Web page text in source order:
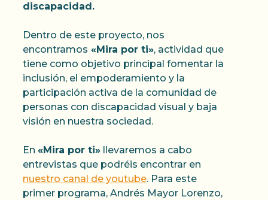
discapacidad.
Dentro de este proyecto, nos
encontramos «Mira por ti», actividad que
tiene como objetivo principal fomentar la
inclusión, el empoderamiento y la
participación activa de la comunidad de
personas con discapacidad visual y baja
visión en nuestra sociedad.
En «Mira por ti» llevaremos a cabo
entrevistas que podréis encontrar en
nuestro canal de youtube. Para este
primer programa, Andrés Mayor Lorenzo,